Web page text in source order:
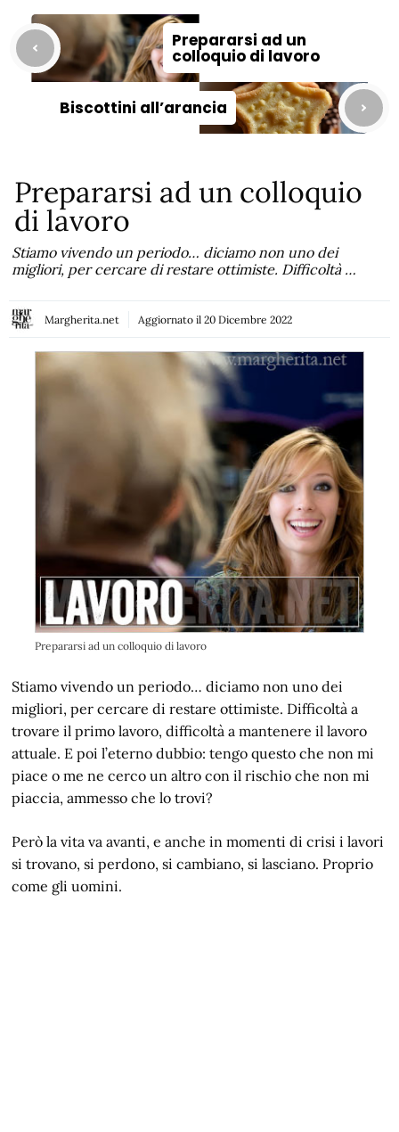
Prepararsi ad un
colloquio di lavoro
Biscottini all’arancia
Prepararsi ad un colloquio
di lavoro
Stiamo vivendo un periodo… diciamo non uno dei
migliori, per cercare di restare ottimiste. Difficoltà …
Margherita.net Aggiornato il 20 Dicembre 2022
Prepararsi ad un colloquio di lavoro
Stiamo vivendo un periodo… diciamo non uno dei
migliori, per cercare di restare ottimiste. Difficoltà a
trovare il primo lavoro, difficoltà a mantenere il lavoro
attuale. E poi l’eterno dubbio: tengo questo che non mi
piace o me ne cerco un altro con il rischio che non mi
piaccia, ammesso che lo trovi?
Però la vita va avanti, e anche in momenti di crisi i lavori
si trovano, si perdono, si cambiano, si lasciano. Proprio
come gli uomini.